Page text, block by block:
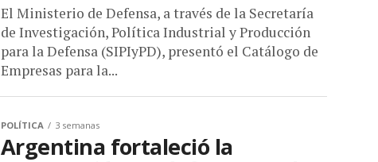
El Ministerio de Defensa, a través de la Secretaría
de Investigación, Política Industrial y Producción
para la Defensa (SIPIyPD), presentó el Catálogo de
Empresas para la...
POLÍTICA 3 semanas
Argentina fortaleció la